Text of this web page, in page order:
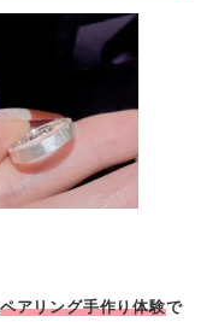
ペアリング手作り体験で